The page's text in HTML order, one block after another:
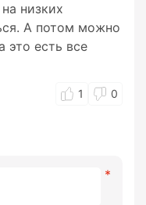
низких
А потом можно
это есть все
1 0